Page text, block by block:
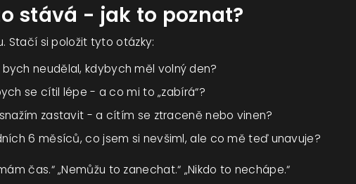
stává - jak to poznat?
Stačí si položit tyto otázky:
neudělal, kdybych měl volný den?
se cítil lépe - a co mi to „zabírá“?
zastavit - a cítím se ztraceně nebo vinen?
6 měsíců, co jsem si nevšiml, ale co mě teď unavuje?
čas.“ „Nemůžu to zanechat.“ „Nikdo to nechápe.“